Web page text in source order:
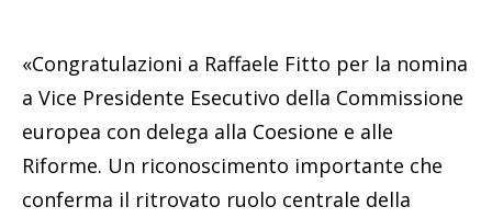
«Congratulazioni a Raffaele Fitto per la nomina
a Vice Presidente Esecutivo della Commissione
europea con delega alla Coesione e alle
Riforme. Un riconoscimento importante che
conferma il ritrovato ruolo centrale della